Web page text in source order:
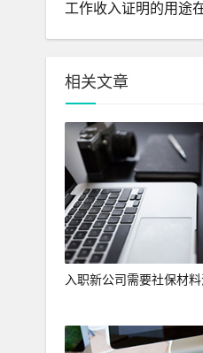
工作收入证明的用途
相关文章
入职新公司需要社保材料